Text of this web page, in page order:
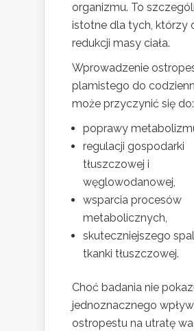
organizmu. To
istotne dla tych, którzy
redukcji masy ciała.
Wprowadzenie
plamistego do
może przyczynić się do:
poprawy
regulacji gospodarki
tłuszczowej i
węglowodanowej,
wsparcia procesów
metabolicznych,
skuteczniejszego
tkanki tłuszczowej.
Choć badania nie
jednoznacznego
ostropestu na utratę